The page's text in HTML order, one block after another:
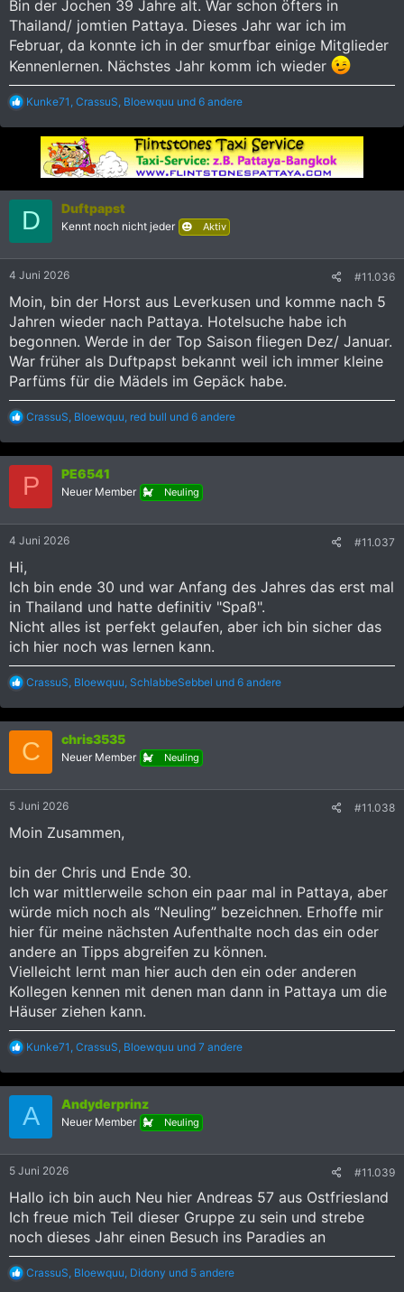
Bin der Jochen 39 Jahre alt. War schon öfters in
Thailand/ jomtien Pattaya. Dieses Jahr war ich im
Februar, da konnte ich in der smurfbar einige Mitglieder
Kennenlernen. Nächstes Jahr komm ich wieder
R
a
n
e
n
:
Kunke71 CrassuS Bloewquu und 6 andere
D Duftpapst
Kennt noch nicht jeder Aktiv
4 Juni 2026 #11.036
Moin, bin der Horst aus Leverkusen und komme nach 5
Jahren wieder nach Pattaya. Hotelsuche habe ich
begonnen. Werde in der Top Saison fliegen Dez/ Januar.
War früher als Duftpapst bekannt weil ich immer kleine
Parfüms für die Mädels im Gepäck habe.
R
a
k
i
n
CrassuS Bloewquu red bull und 6 andere
P PE6541
Neuer Member Neuling
4 Juni 2026 #11.037
Hi,
Ich bin ende 30 und war Anfang des Jahres das erst mal
in Thailand und hatte definitiv "Spaß".
Nicht alles ist perfekt gelaufen, aber ich bin sicher das
ich hier noch was lernen kann.
R
a
k
i
n
CrassuS Bloewquu SchlabbeSebbel und 6 andere
C chris3535
Neuer Member Neuling
5 Juni 2026 #11.038
Moin Zusammen,
bin der Chris und Ende 30.
Ich war mittlerweile schon ein paar mal in Pattaya, aber
würde mich noch als “Neuling” bezeichnen. Erhoffe mir
hier für meine nächsten Aufenthalte noch das ein oder
andere an Tipps abgreifen zu können.
Vielleicht lernt man hier auch den ein oder anderen
Kollegen kennen mit denen man dann in Pattaya um die
Häuser ziehen kann.
R
a
k
i
n
Kunke71 CrassuS Bloewquu und 7 andere
A Andyderprinz
Neuer Member Neuling
5 Juni 2026 #11.039
Hallo ich bin auch Neu hier Andreas 57 aus Ostfriesland
Ich freue mich Teil dieser Gruppe zu sein und strebe
noch dieses Jahr einen Besuch ins Paradies an
R
CrassuS Bloewquu Didony und 5 andere